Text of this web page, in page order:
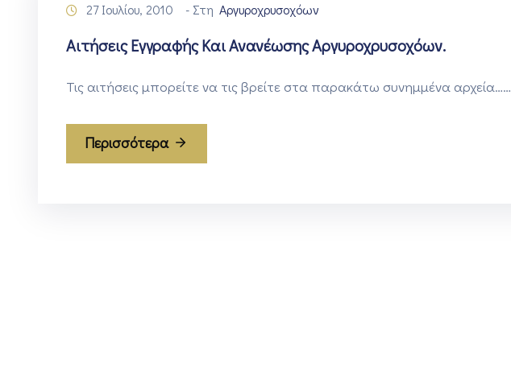
27 Ιουλίου, 2010 - Στη Αργυροχρυσοχόων
Αιτήσεις Εγγραφής Και Ανανέωσης Αργυροχρυσοχόων.
Τις αιτήσεις μπορείτε να τις βρείτε στα παρακάτω συνημμένα αρχεία……
Περισσότερα